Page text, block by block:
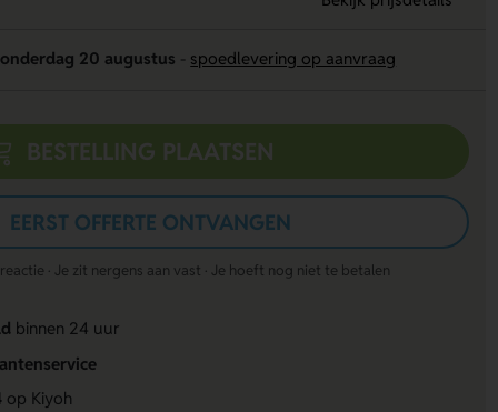
20 augustus spoedlevering op aanvraag
BESTELLING PLAATSEN
EERST OFFERTE ONTVANGEN
· Je zit nergens aan vast · Je hoeft nog niet te betalen
binnen 24 uur
op Kiyoh